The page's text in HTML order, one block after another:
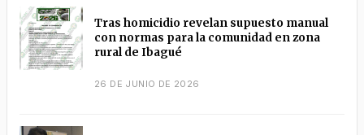
Tras homicidio revelan supuesto manual
con normas para la comunidad en zona
rural de Ibagué
26 DE JUNIO DE 2026